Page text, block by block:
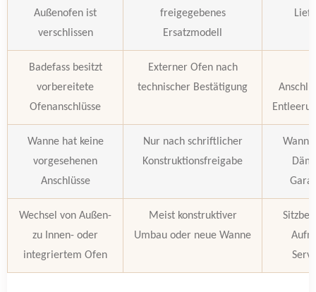
Außenofen ist
verschlissen
freigegebenes
Ersatzmodell
Badefass besitzt
vorbereitete
Ofenanschlüsse
Externer Ofen nach
technischer Bestätigung
Wanne hat keine
vorgesehenen
Anschlüsse
Nur nach schriftlicher
Konstruktionsfreigabe
Wechsel von Außen-
zu Innen- oder
integriertem Ofen
Meist konstruktiver
Umbau oder neue Wanne